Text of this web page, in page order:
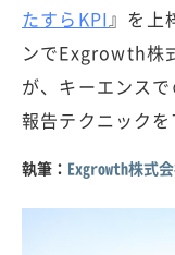
たすらKPI』を上
ンでExgrowth株
が、キーエンス
報告テクニックを
執筆： Exgrowth株式